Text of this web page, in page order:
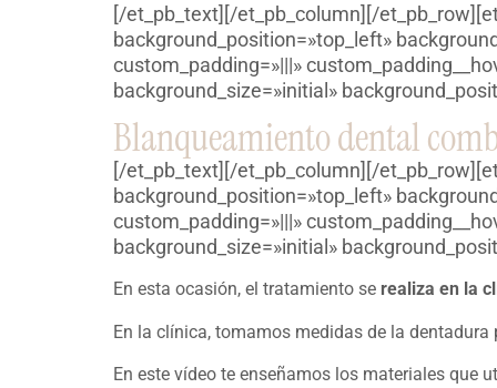
[/et_pb_text][/et_pb_column][/
background_position=»top_left»
custom_padding=»|||»
background_size=»initial»
Blanqueamiento dental
[/et_pb_text][/et_pb_column][/
background_position=»top_left»
custom_padding=»|||»
background_size=»initial»
En esta ocasión, el tratamiento se realiza en la
En la clínica, tomamos medidas de la
En este vídeo te enseñamos los materiales que